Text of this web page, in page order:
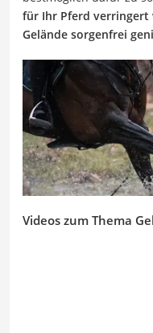
für Ihr Pferd verringert
Gelände sorgenfrei
Videos zum Thema